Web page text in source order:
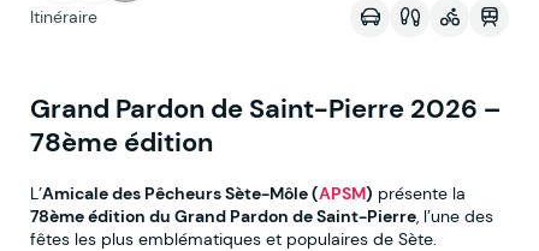
Itinéraire
Grand Pardon de Saint-Pierre 2026 –
78ème édition
L’Amicale des Pêcheurs Sète-Môle (APSM) présente la
78ème édition du Grand Pardon de Saint-Pierre , l’une des
fêtes les plus emblématiques et populaires de Sète.